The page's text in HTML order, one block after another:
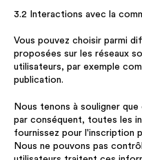
3.2 Interactions avec la
Vous pouvez choisir parmi
proposées sur les réseaux
utilisateurs, par exemple
publication.
Nous tenons à souligner
par conséquent, toutes les
fournissez pour l'inscription
Nous ne pouvons pas